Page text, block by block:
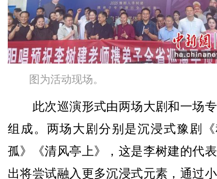
图为活动现场。
此次巡演形式由两场大剧和一场
组成。两场大剧分别是沉浸式豫剧
孤》《清风亭上》，这是李树建的代
出将尝试融入更多沉浸式元素，通过